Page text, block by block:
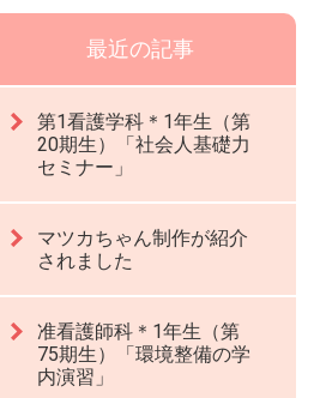
最近の記事
第1看護学科＊1年生（第
20期生）「社会人基礎力
セミナー」
マツカちゃん制作が紹介
されました
准看護師科＊1年生（第
75期生）「環境整備の学
内演習」